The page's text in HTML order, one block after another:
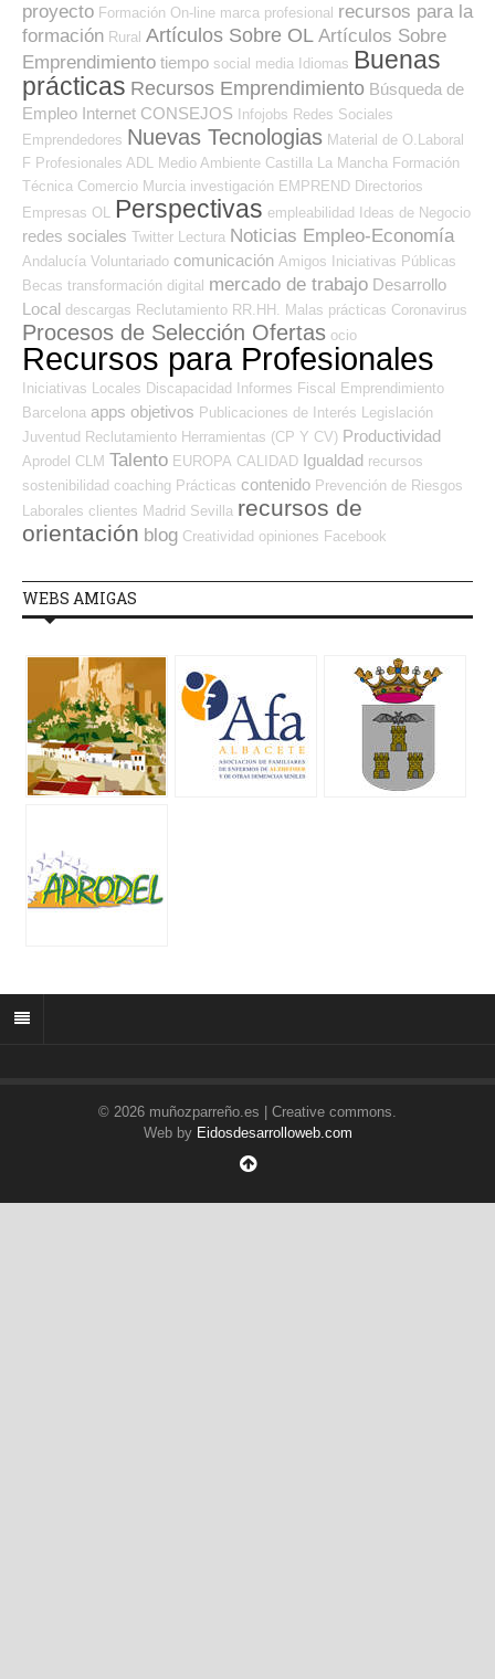
proyecto Formación On-line marca profesional recursos para la
formación Rural Artículos Sobre OL Artículos Sobre
Emprendimiento tiempo social media Idiomas Buenas
prácticas Recursos Emprendimiento Búsqueda de
Empleo Internet CONSEJOS Infojobs Redes Sociales
Emprendedores Nuevas Tecnologias Material de O.Laboral
F Profesionales ADL Medio Ambiente Castilla La Mancha Formación
Técnica Comercio Murcia investigación EMPREND Directorios
Empresas OL Perspectivas empleabilidad Ideas de Negocio
redes sociales Twitter Lectura Noticias Empleo-Economía
Andalucía Voluntariado comunicación Amigos
Iniciativas Públicas
Becas transformación digital mercado de trabajo Desarrollo
Local descargas Reclutamiento RR.HH. Malas prácticas Coronavirus
Procesos de Selección Ofertas ocio
Recursos para Profesionales
Iniciativas Locales Discapacidad Informes Fiscal Emprendimiento
Barcelona apps objetivos Publicaciones de Interés Legislación
Juventud Reclutamiento Herramientas (CP Y CV) Productividad
Aprodel CLM Talento EUROPA CALIDAD Igualdad recursos
sostenibilidad coaching Prácticas contenido Prevención de Riesgos
Laborales clientes Madrid Sevilla recursos de
orientación blog Creatividad opiniones Facebook
WEBS AMIGAS
© 2026 muñozparreño.es | Creative commons.
Web by Eidosdesarrolloweb.com